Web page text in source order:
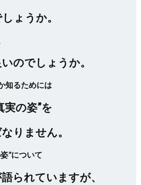
ょうか。
のでしょうか。
知るためには
実の姿”を
りません。
”について
られていますが、